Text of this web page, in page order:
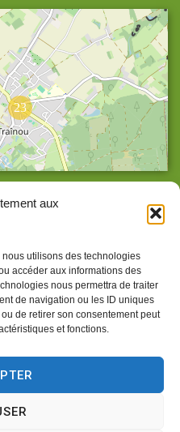
aux
utilisons des technologies
accéder aux informations des
nous permettra de traiter
de navigation ou les ID uniques
de retirer son consentement peut
et fonctions.
23
légales